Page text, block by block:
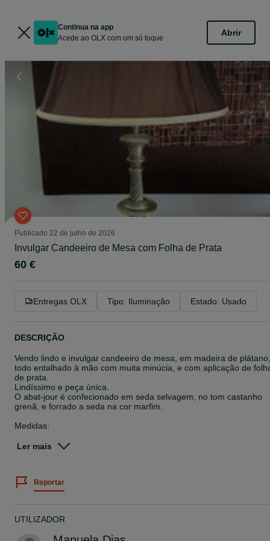
Continua na app
Acede ao OLX com um só toque
Abrir
Publicado 22 de julho de 2026
Invulgar Candeeiro de Mesa com Folha de Prata
60 €
Entregas OLX Tipo: Iluminação Estado: Usado
DESCRIÇÃO
Vendo lindo e invulgar candeeiro de mesa, em madeira de plátano,
todo entalhado à mão com muita minúcia, e com aplicação de
de prata.
Lindíssimo e peça única.
O abat-jour é confecionado em seda selvagem, no tom castanho
grenã, e forrado a seda na cor marfim.
Medidas:
Base : 15cm X 15cm;
Altura: 25cm;
Manuela Dias.
Ler mais
Reportar
UTILIZADOR